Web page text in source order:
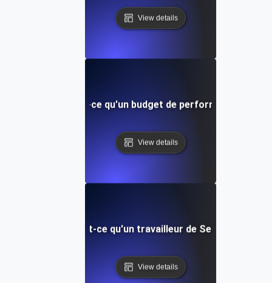
View details
Qu'est-ce qu'un budget de performance?
View details
Qu'est-ce qu'un travailleur de Service?
View details